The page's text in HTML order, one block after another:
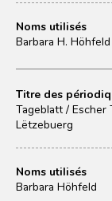
Noms utilisés
Barbara H. Höhfeld
Titre des
Tageblatt / Escher
Lëtzebuerg
Noms utilisés
Barbara Höhfeld